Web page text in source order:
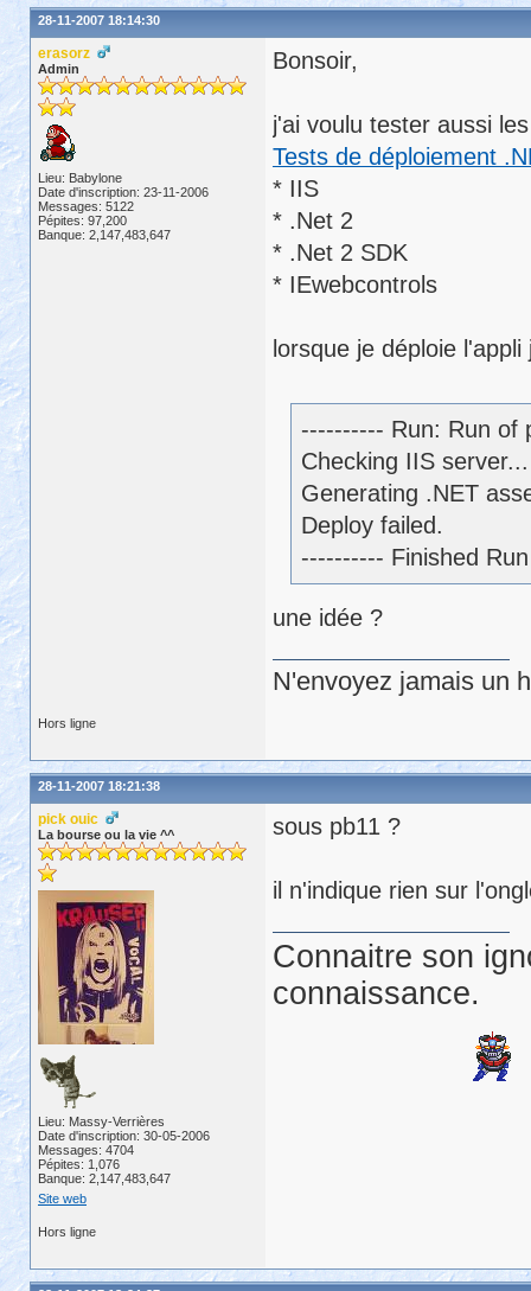
28-11-2007 18:14:30
erasorz
Admin
Lieu: Babylone
Date d'inscription: 23-11-2006
Messages: 5122
Pépites: 97,200
Banque: 2,147,483,647
Bonsoir,
j'ai voulu tester aussi
Tests de déploiement
* IIS
* .Net 2
* .Net 2 SDK
* IEwebcontrols
lorsque je déploie
---------- Run: Run
Checking IIS server...
Generating .NET
Deploy failed.
---------- Finished
une idée ?
N'envoyez jamais un
Hors ligne
28-11-2007 18:21:38
pick ouic
La bourse ou la vie ^^
Lieu: Massy-Verrières
Date d'inscription: 30-05-2006
Messages: 4704
Pépites: 1,076
Banque: 2,147,483,647
Site web
sous pb11 ?
il n'indique rien sur
Connaitre son
connaissance.
Hors ligne